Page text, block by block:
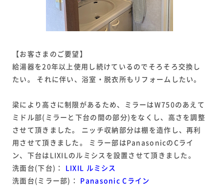
【お客さまのご要望】
給湯器を20年以上使用し続けているのでそろそろ交換し
たい。 それに伴い、浴室・脱衣所もリフォームしたい。
梁により高さに制限があるため、ミラーはW750のあえて
ミドル部(ミラーと下台の間の部分)をなくし、高さを調整
させて頂きました。 ニッチ収納部分は棚を造作し、再利
用させて頂きました。 ミラー部はPanasonicのCライ
ン、下台はLIXILのルミシスを設置させて頂きました。
洗面台(下台)：
LIXIL ルミシス
洗面台(ミラー部)：
Panasonic Cライン